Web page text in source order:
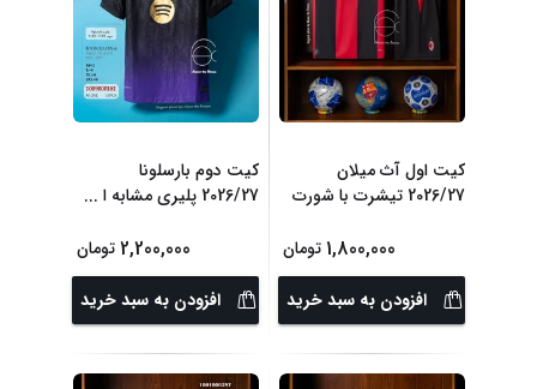
کیت اول آث میلان
2026/27 تیشرت با شورت
1,800,000 تومان
افزودن به سبد خرید
کیت دوم بارسلونا
2026/27 پلیری مشابه ا
...
2,200,000تومان
افزودن به سبد خرید